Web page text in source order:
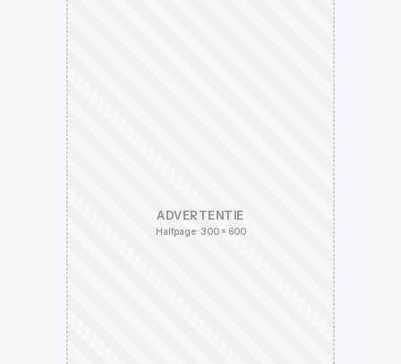
ADVERTENTIE
Halfpage · 300 × 600